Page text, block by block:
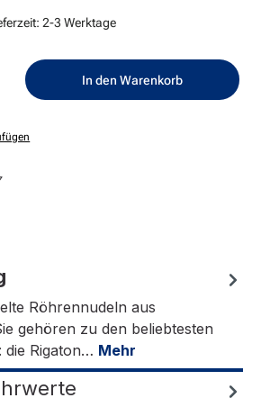
2-3 Werktage
Gib den gewünschten
In den Warenkorb
Röhrennudeln aus
gehören zu den beliebtesten
die Rigaton… Mehr